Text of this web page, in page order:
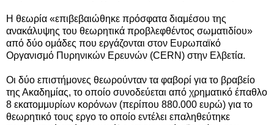
Η θεωρία «επιβεβαιώθηκε πρόσφατα διαμέσου της
ανακάλυψης του θεωρητικά προβλεφθέντος σωματιδίου»
από δύο ομάδες που εργάζονται στον Ευρωπαϊκό
Οργανισμό Πυρηνικών Ερευνών (CERN) στην Ελβετία.
Οι δύο επιστήμονες θεωρούνταν τα φαβορί για το βραβείο
της Ακαδημίας, το οποίο συνοδεύεται από χρηματικό έπαθλο
8 εκατομμυρίων κορόνων (περίπου 880.000 ευρώ) για το
θεωρητικό τους εργο το οποίο εντέλει επαληθεύτηκε